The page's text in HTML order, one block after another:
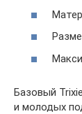
Базовый
и молодых